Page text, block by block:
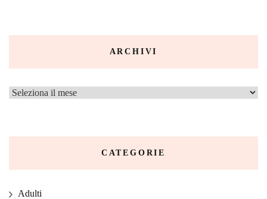
ARCHIVI
CATEGORIE
Adulti